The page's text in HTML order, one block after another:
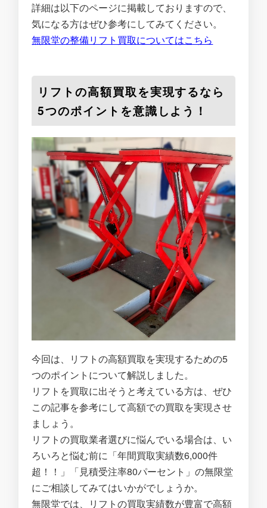
詳細は以下のページに掲載しておりますので、
気になる方はぜひ参考にしてみてください。
無限堂の整備リフト買取についてはこちら
リフトの高額買取を実現するなら
5つのポイントを意識しよう！
今回は、リフトの高額買取を実現するための5
つのポイントについて解説しました。
リフトを買取に出そうと考えている方は、ぜひ
この記事を参考にして高額での買取を実現させ
ましょう。
リフトの買取業者選びに悩んでいる場合は、い
ろいろと悩む前に「年間買取実績数6,000件
超！！」「見積受注率80パーセント」の無限堂
にご相談してみてはいかがでしょうか。
無限堂では、リフトの買取実績数が豊富で高額